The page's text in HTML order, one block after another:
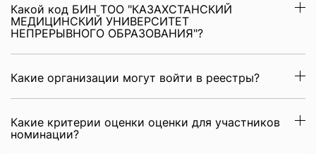
Какой код БИН ТОО "КАЗАХСТАНСКИЙ
МЕДИЦИНСКИЙ УНИВЕРСИТЕТ
НЕПРЕРЫВНОГО ОБРАЗОВАНИЯ"?
Какие организации могут войти в реестры?
Какие критерии оценки оценки для участников
номинации?